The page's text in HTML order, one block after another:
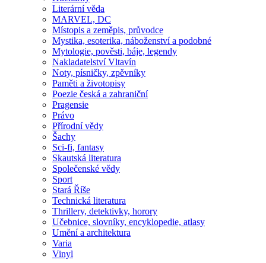
Literární věda
MARVEL, DC
Místopis a zeměpis, průvodce
Mystika, esoterika, náboženství a podobné
Mytologie, pověsti, báje, legendy
Nakladatelství Vltavín
Noty, písničky, zpěvníky
Paměti a životopisy
Poezie česká a zahraniční
Pragensie
Právo
Přírodní vědy
Šachy
Sci-fi, fantasy
Skautská literatura
Společenské vědy
Sport
Stará Říše
Technická literatura
Thrillery, detektivky, horory
Učebnice, slovníky, encyklopedie, atlasy
Umění a architektura
Varia
Vinyl